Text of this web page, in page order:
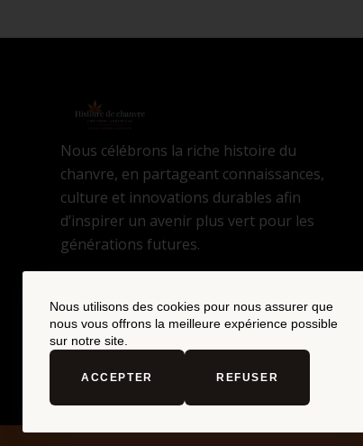
Nous utilisons des cookies pour nous assurer que
nous vous offrons la meilleure expérience possible
sur notre site.
ACCEPTER REFUSER
Nous célébrons la riche histoire du
chanvre, en partageant connaissances,
culture et innovations durables afin
d’inspirer un avenir plus vert pour les
générations futures.